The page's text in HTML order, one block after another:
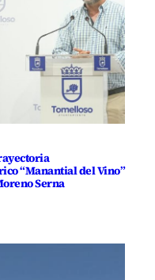
“Manantial del Vino”
Serna